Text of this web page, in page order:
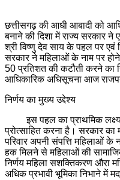
छत्तीसगढ़ की आधी आबादी को
बनाने की दिशा में राज्य सरकार
श्री विष्णु देव साय के पहल पर एवं
सरकार ने महिलाओं के नाम पर
50 प्रतिशत की कटौती करने का
आधिकारिक अधिसूचना आज
निर्णय का मुख्य उद्देश्य
इस पहल का प्राथमिक लक्ष्य
प्रोत्साहित करना है। सरकार
परिवार अपनी संपत्ति महिलाओं के
हक मिलने से महिलाओं की
निर्णय महिला सशक्तिकरण औरा
अधिक प्रभावी भूमिका निभाने में